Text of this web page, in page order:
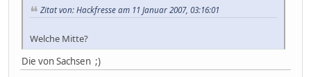
Zitat von: Hackfresse am 11 Januar 2007, 03:16:01
Welche Mitte?
Die von Sachsen ;)